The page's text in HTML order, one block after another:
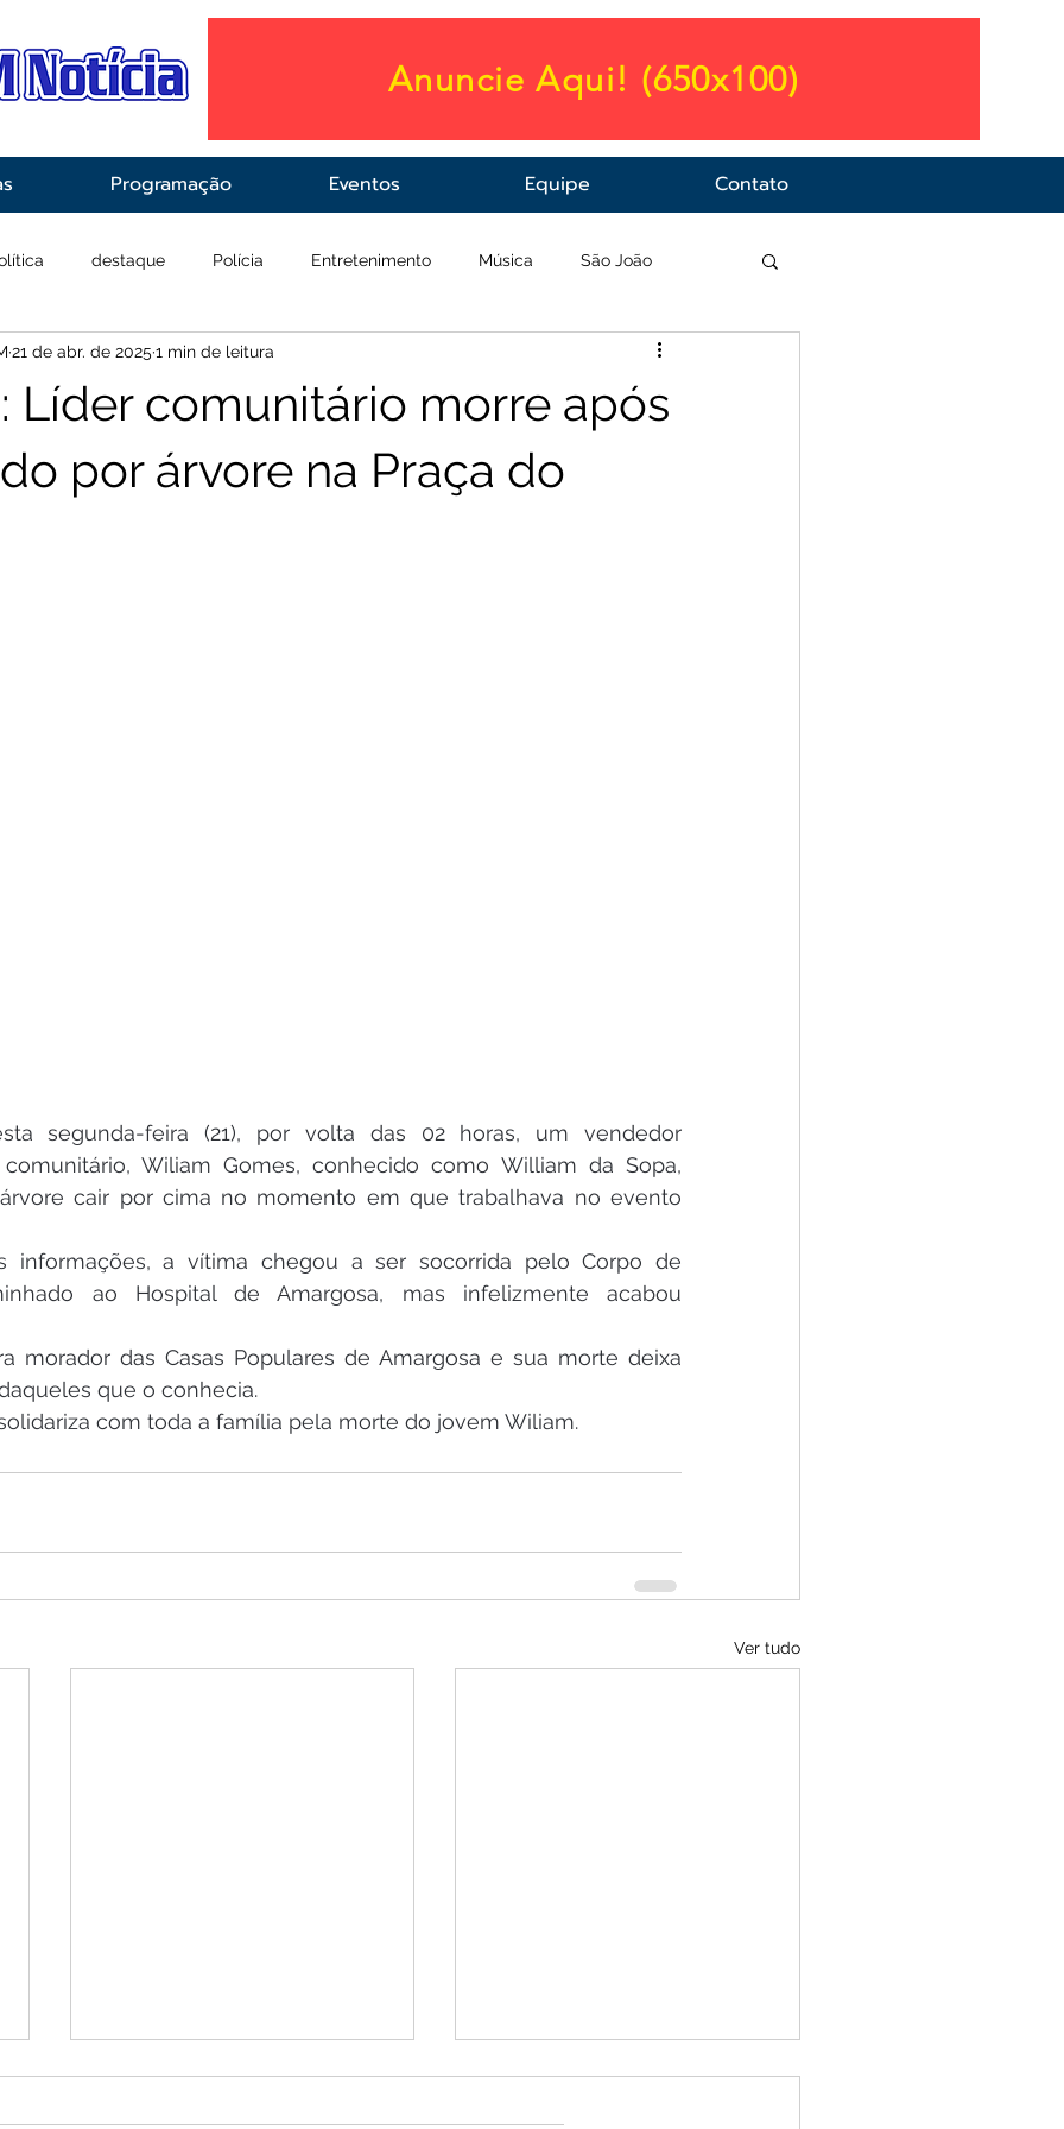
Anuncie Aqui! (650x100)
Programação Eventos Equipe Contato
destaque Polícia Entretenimento Música São João
Saúde
Líder comunitário morre após
por árvore na Praça do
21 de abr. de 2025 1 min de leitura
segunda-feira (21), por volta das 02 horas, um vendedor
Wiliam Gomes, conhecido como William da Sopa,
cair por cima no momento em que trabalhava no evento
informações, a vítima chegou a ser socorrida pelo Corpo de
ao Hospital de Amargosa, mas infelizmente acabou
morador das Casas Populares de Amargosa e sua morte deixa
que o conhecia.
com toda a família pela morte do jovem Wiliam.
Ver tudo